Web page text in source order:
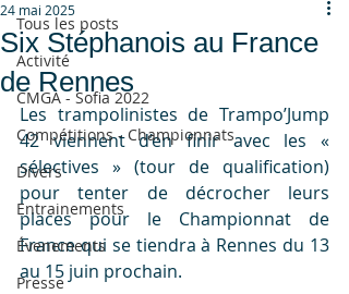
Tous les posts
Activité
CMGA - Sofia 2022
Compétitions - Championnats
Divers
Entrainements
Évenements
Presse
Six Stéphanois au France
de Rennes
24 mai 2025
Les trampolinistes de Trampo’Jump
42 viennent d’en finir avec les «
sélectives » (tour de qualification)
pour tenter de décrocher leurs
places pour le Championnat de
France qui se tiendra à Rennes du 13
au 15 juin prochain.